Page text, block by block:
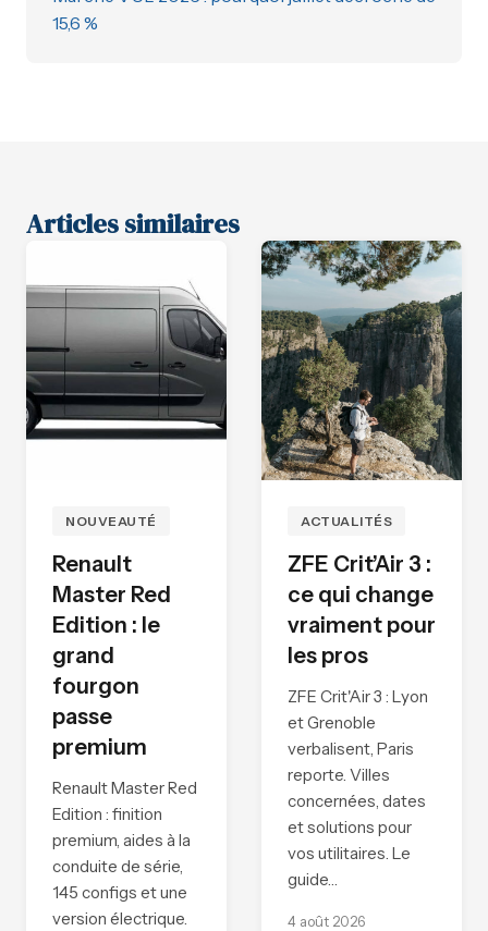
15,6 %
Articles similaires
NOUVEAUTÉ
Renault
Master Red
Edition : le
grand
fourgon
passe
premium
Renault Master Red
Edition : finition
premium, aides à la
conduite de série,
145 configs et une
version électrique.
ACTUALITÉS
ZFE Crit’Air 3 :
ce qui change
vraiment pour
les pros
ZFE Crit'Air 3 : Lyon
et Grenoble
verbalisent, Paris
reporte. Villes
concernées, dates
et solutions pour
vos utilitaires. Le
guide…
4 août 2026